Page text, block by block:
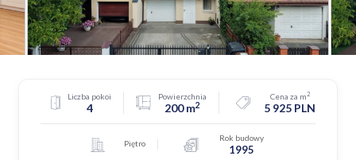
Liczba pokoi
4
Powierzchnia
200 m2
Cena za m2
5 925 PLN
Piętro
Rok budowy
1995